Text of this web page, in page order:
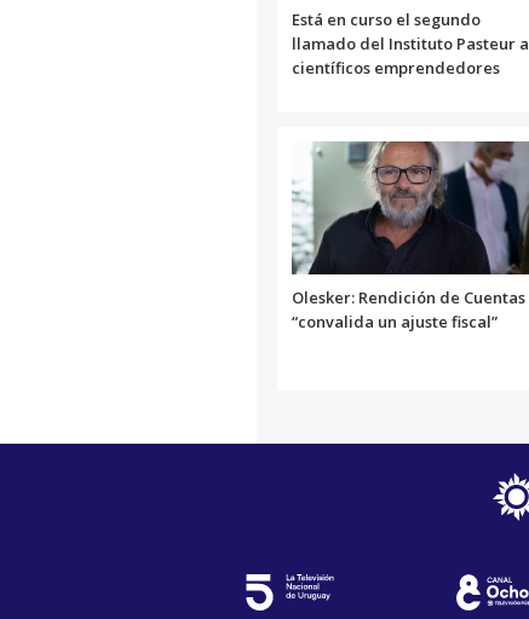
Está en curso el segundo
llamado del Instituto Pasteur a
científicos emprendedores
Olesker: Rendición de Cuentas
“convalida un ajuste fiscal”